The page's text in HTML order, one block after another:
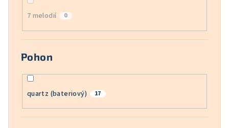
7 melodií 0
Pohon
quartz (bateriový) 17